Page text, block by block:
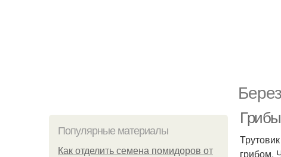
Популярные материалы
Как отделить семена помидоров от
грибом.